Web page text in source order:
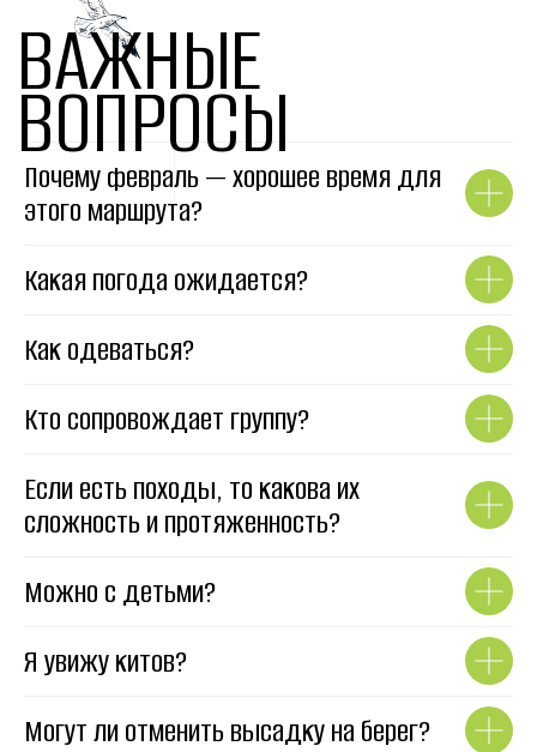
ВАЖНЫЕ
ВОПРОСЫ
Почему февраль — хорошее время для
этого маршрута?
Какая погода ожидается?
Как одеваться?
Кто сопровождает группу?
Если есть походы, то какова их
сложность и протяженность?
Можно с детьми?
Я увижу китов?
Могут ли отменить высадку на берег?